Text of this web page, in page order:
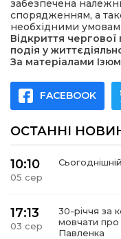
забезпечена
спорядженням, а
необхідними
Відкриття
подія у
За матеріалами
FACEBOOK
ОСТАННІ
10:10
05 сер
17:13
03 сер
30-річчя за
мовчати про
Павленка